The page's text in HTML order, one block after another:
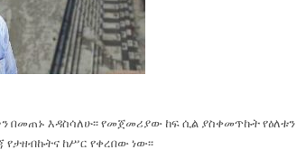
እዳስሳለሁ፡፡ የመጀመሪያው ከፍ ሲል ያስቀመጥኩት የዕለቱን
ከሥር የቀረበው ነው፡፡